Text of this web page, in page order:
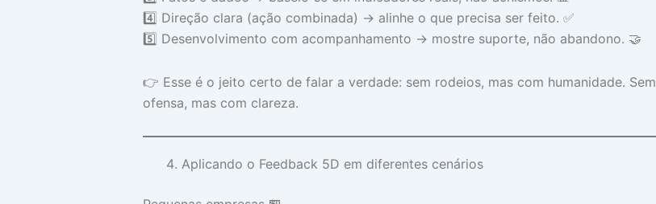
4️⃣ Direção clara (ação combinada) → alinhe o que precisa ser feito. ✅
5️⃣ Desenvolvimento com acompanhamento → mostre suporte, não abandono. 🤝
👉 Esse é o jeito certo de falar a verdade: sem rodeios, mas com humanidade. Sem
ofensa, mas com clareza.
Aplicando o Feedback 5D em diferentes cenários